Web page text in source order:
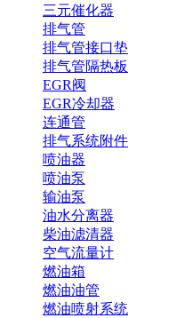
三元催化器
排气管
排气管接口垫
排气管隔热板
EGR阀
EGR冷却器
连通管
排气系统附件
喷油器
喷油泵
输油泵
油水分离器
柴油滤清器
空气流量计
燃油箱
燃油油管
燃油喷射系统